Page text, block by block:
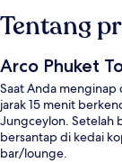
Tentang
Arco Phuket
Saat Anda menginap
jarak 15 menit
Jungceylon. Setelah
bersantap di kedai
bar/lounge.